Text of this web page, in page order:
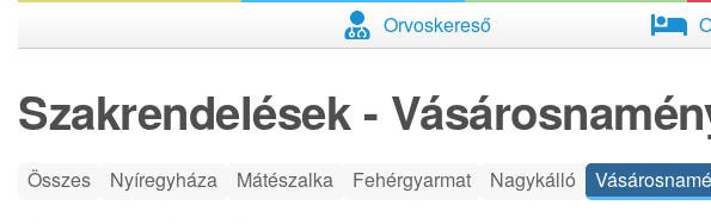
Orvoskereső
Szakrendelések -
Összes Nyíregyháza Mátészalka Fehérgyarmat Nagykálló